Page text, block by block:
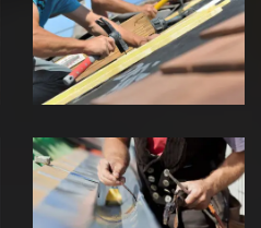
toiture 39
Jura
Travaux de
zinguerie 39
Jura